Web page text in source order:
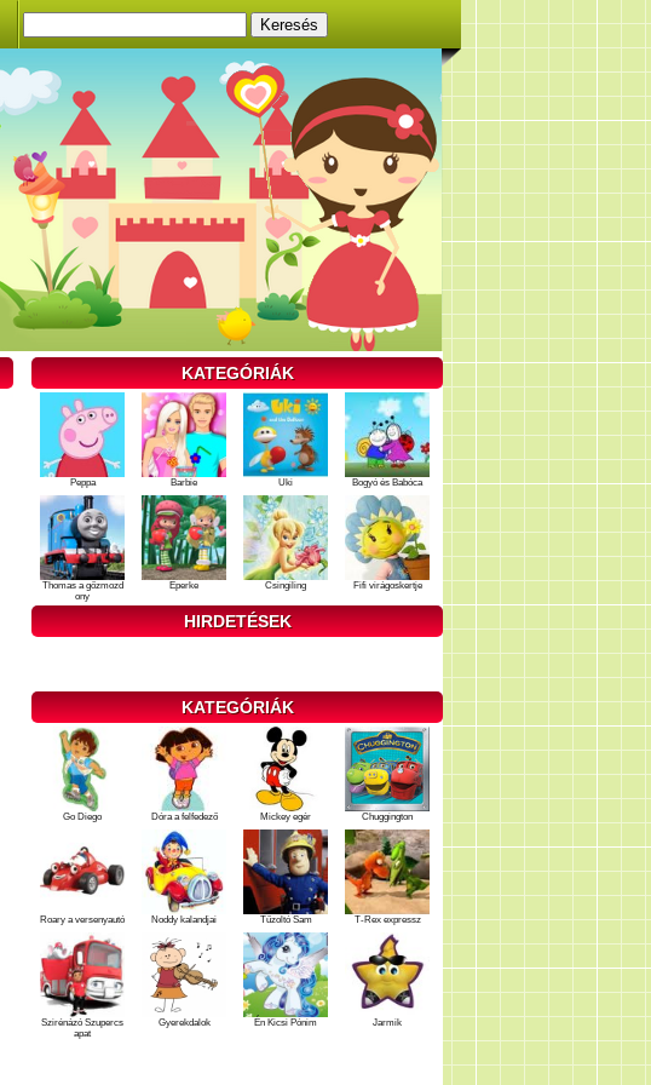
KATEGÓRIÁK
Peppa Barbie Uki Bogyó és Babóca
Thomas a gőzmozd
ony
Eperke Csingiling Fifi virágoskertje
HIRDETÉSEK
KATEGÓRIÁK
Go Diego Dóra a felfedező Mickey egér Chuggington
Roary a versenyautó Noddy kalandjai Tűzoltó Sam T-Rex expressz
Szirénázó Szupercs
apat
Gyerekdalok Én Kicsi Pónim Jarmik